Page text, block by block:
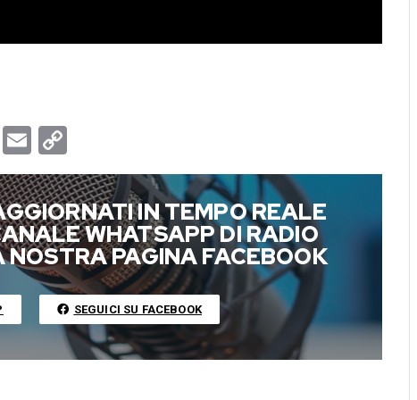
T
E
m
a
i
l
o
p
y
L
i
n
k
IN TEMPO REALE
WHATSAPP DI RADIO
NOSTRA PAGINA FACEBOOK
SEGUICI SU FACEBOOK